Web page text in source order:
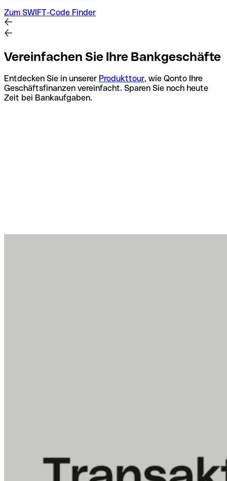
Zum SWIFT-Code Finder
Vereinfachen Sie Ihre Bankgeschäfte
Entdecken Sie in unserer Produkttour, wie Qonto Ihre
Geschäftsfinanzen vereinfacht. Sparen Sie noch heute
Zeit bei Bankaufgaben.